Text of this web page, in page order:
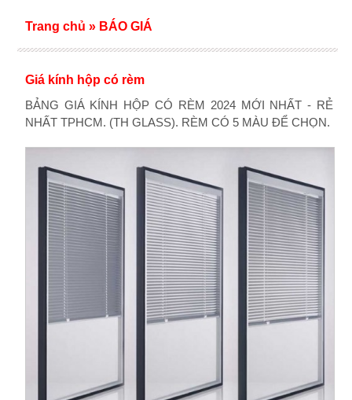
Giá kính hộp có rèm
BẢNG GIÁ KÍNH HỘP CÓ RÈM 2024 MỚI NHẤT - RẺ
NHẤT TPHCM. (TH GLASS). RÈM CÓ 5 MÀU ĐỂ CHỌN.
Trang chủ » BÁO GIÁ